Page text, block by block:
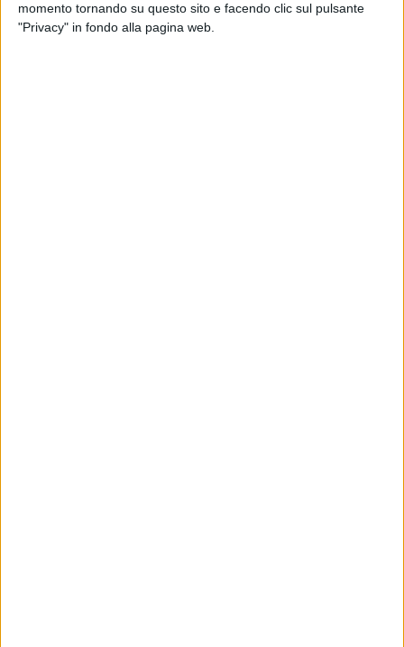
momento tornando su questo sito e facendo clic sul pulsante
"Privacy" in fondo alla pagina web.
MATERA - 28 APRILE 2025
Tumori: migliorare le cure in Basilicata per le